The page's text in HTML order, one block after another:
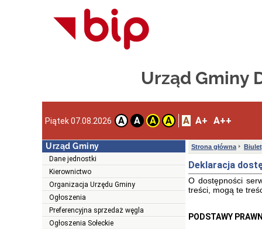
Urząd Gminy
Piątek 07.08.2026 A A A A A A+ A++
Urząd Gminy
Dane jednostki
Kierownictwo
Organizacja Urzędu Gminy
Ogłoszenia
Preferencyjna sprzedaż węgla
Ogłoszenia Sołeckie
Strona główna
Deklaracja
O dostępności
treści, mogą te
PODSTAWY